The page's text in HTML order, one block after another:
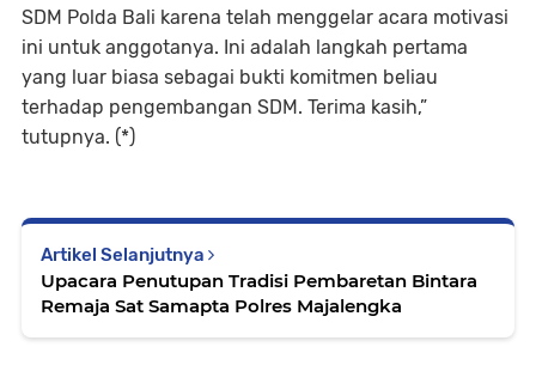
SDM Polda Bali karena telah menggelar acara motivasi
ini untuk anggotanya. Ini adalah langkah pertama
yang luar biasa sebagai bukti komitmen beliau
terhadap pengembangan SDM. Terima kasih,”
tutupnya. (*)
Artikel Selanjutnya
Upacara Penutupan Tradisi Pembaretan Bintara
Remaja Sat Samapta Polres Majalengka